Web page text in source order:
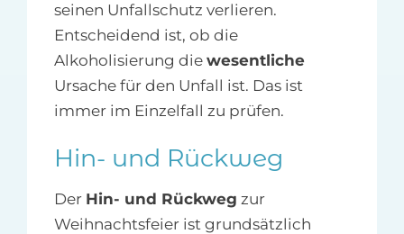
seinen Unfallschutz verlieren.
Entscheidend ist, ob die
Alkoholisierung die wesentliche
Ursache für den Unfall ist. Das ist
immer im Einzelfall zu prüfen.
Hin- und Rückweg
Der Hin- und Rückweg zur
Weihnachtsfeier ist grundsätzlich